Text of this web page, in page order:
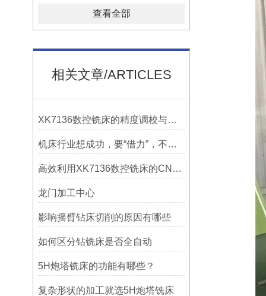
查看全部
相关文章/ARTICLES
XK7136数控铣床的精度调校与性能优化
机床行业想成功，要“借力”，不要“尽力”！
高效利用XK7136数控铣床的CNC系统？
龙门加工中心
影响摇臂钻床切削的原因有哪些
如何区分钻铣床是否全自动
5H炮塔铣床的功能有哪些？
复杂形状的加工就选5H炮塔铣床